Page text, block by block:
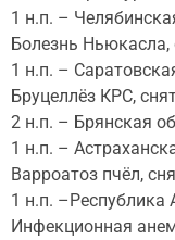
1 н.п. –
Болезнь Ньюкасла,
1 н.п. –
Бруцеллёз КРС,
2 н.п. – Брянская
1 н.п. –
Варроатоз пчёл,
1 н.п. –Республика
Инфекционная